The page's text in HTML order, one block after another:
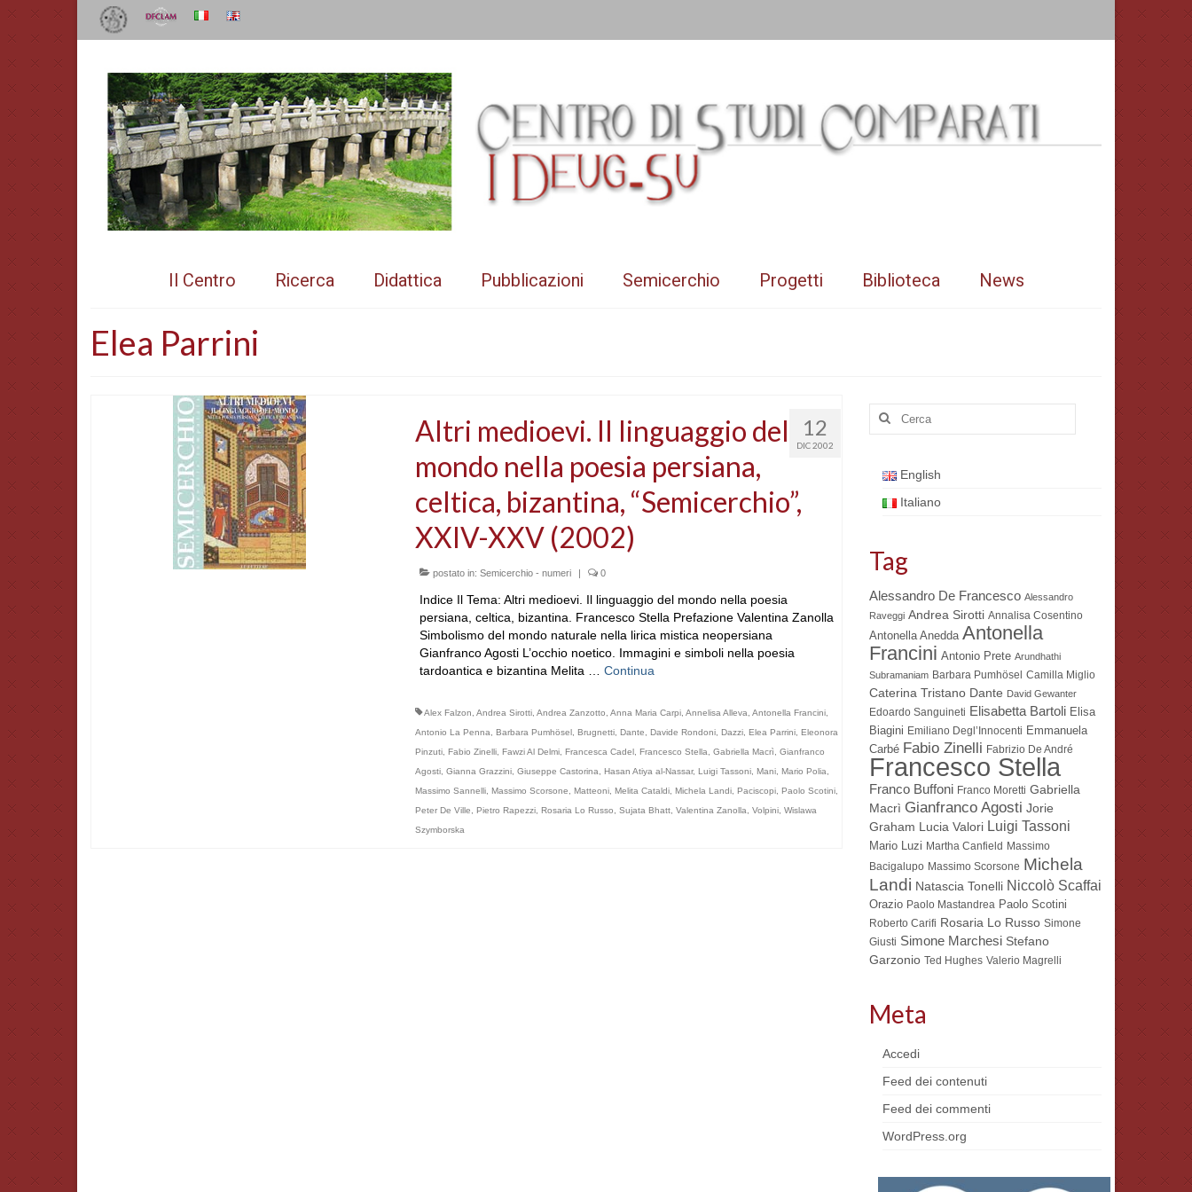
Il Centro Ricerca Didattica Pubblicazioni Semicerchio Progetti Biblioteca News
Elea Parrini
12
DIC 2002
Altri medioevi. Il linguaggio del
mondo nella poesia persiana,
celtica, bizantina, “Semicerchio”,
XXIV-XXV (2002)
postato in: Semicerchio - numeri | 0
Indice Il Tema: Altri medioevi. Il linguaggio del mondo nella poesia
persiana, celtica, bizantina. Francesco Stella Prefazione Valentina Zanolla
Simbolismo del mondo naturale nella lirica mistica neopersiana
Gianfranco Agosti L’occhio noetico. Immagini e simboli nella poesia
tardoantica e bizantina Melita … Continua
Alex Falzon Andrea Sirotti, Andrea Zanzotto Anna Maria Carpi, Annelisa Alleva Antonella Francini,
Antonio La Penna
Barbara Pumhösel, Brugnetti, Dante Davide Rondoni, Dazzi, Elea Parrini, Eleonora
Pinzuti, Fabio Zinelli, Fawzi Al Delmi, Francesca Cadel, Francesco Stella Gabriella Macrì
Gianfranco
Agosti, Gianna Grazzini, Giuseppe Castorina Hasan Atiya al-Nassar, Luigi Tassoni, Mani, Mario Polia
Massimo Sannelli, Massimo Scorsone Matteoni, Melita Cataldi, Michela Landi, Paciscopi, Paolo Scotini,
Peter De Ville
Pietro Rapezzi, Rosaria Lo Russo Sujata Bhatt, Valentina Zanolla Volpini, Wislawa
Szymborska
Cerca:
English
Italiano
Tag
Alessandro De Francesco Alessandro
Raveggi Andrea Sirotti Annalisa Cosentino
Antonella Anedda Antonella
Francini Antonio Prete Arundhathi
Subramaniam Barbara Pumhösel Camilla Miglio
Caterina Tristano Dante David Gewanter
Edoardo Sanguineti Elisabetta Bartoli Elisa
Biagini Emiliano Degl’Innocenti Emmanuela
Carbé Fabio Zinelli Fabrizio De André
Francesco Stella
Franco Buffoni Franco Moretti Gabriella
Macrì Gianfranco Agosti Jorie
Graham Lucia Valori Luigi Tassoni
Mario Luzi Martha Canfield Massimo
Bacigalupo Massimo Scorsone Michela
Landi Natascia Tonelli Niccolò Scaffai
Orazio Paolo Mastandrea Paolo Scotini
Roberto Carifi Rosaria Lo Russo Simone
Giusti Simone Marchesi Stefano
Garzonio Ted Hughes Valerio Magrelli
Meta
Accedi
Feed dei contenuti
Feed dei commenti
WordPress.org